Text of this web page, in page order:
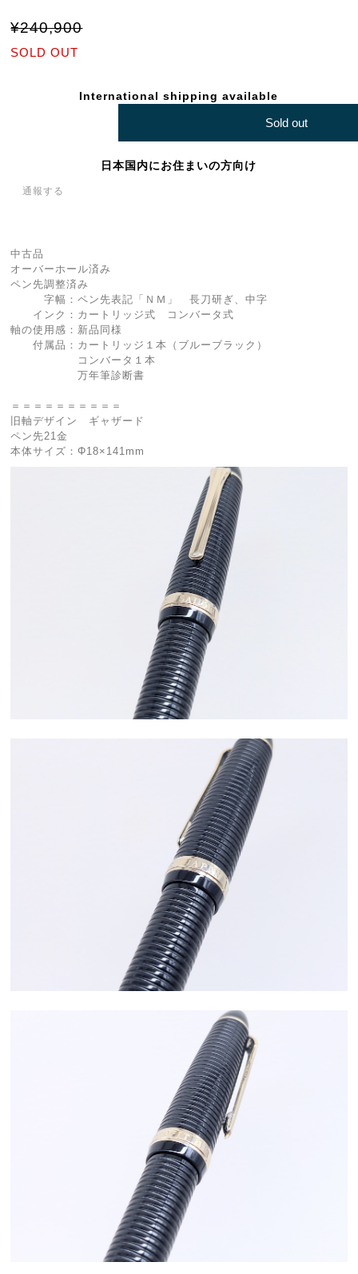
¥240,900
SOLD OUT
International shipping available
Sold out
日本国内にお住まいの方向け
通報する
中古品
オーバーホール済み
ペン先調整済み
字幅：ペン先表記「ＮＭ」 長刀研ぎ、中字
インク：カートリッジ式 コンバータ式
軸の使用感：新品同様
付属品：カートリッジ１本（ブルーブラック）
コンバータ１本
万年筆診断書
＝＝＝＝＝＝＝＝＝＝
旧軸デザイン ギャザード
ペン先21金
本体サイズ：Φ18×141mm